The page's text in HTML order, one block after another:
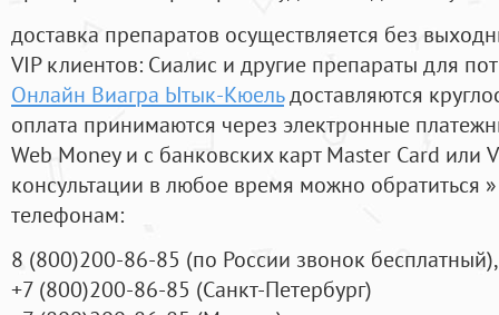
доставка препаратов осуществляется без
VIP клиентов: Сиалис и другие препараты для
Онлайн Виагра Ытык-Кюельдоставляются
оплата принимаются через электронные
Web Money и с банковских карт Master Card или
консультации в любое время можно обратиться
телефонам:
8 (800)200-86-85 (по России звонок бесплатный),
+7 (800)200-86-85 (Санкт-Петербург)